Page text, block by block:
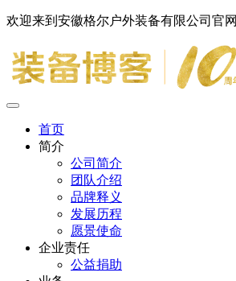
欢迎来到安徽格尔户外装备有限公司官网
首页
简介
公司简介
团队介绍
品牌释义
发展历程
愿景使命
企业责任
公益捐助